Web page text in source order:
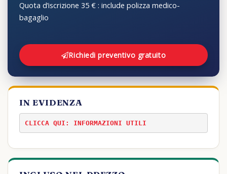
Quota d’iscrizione 35 € : include polizza medico-
bagaglio
Richiedi preventivo gratuito
IN EVIDENZA
CLICCA QUI: INFORMAZIONI UTILI